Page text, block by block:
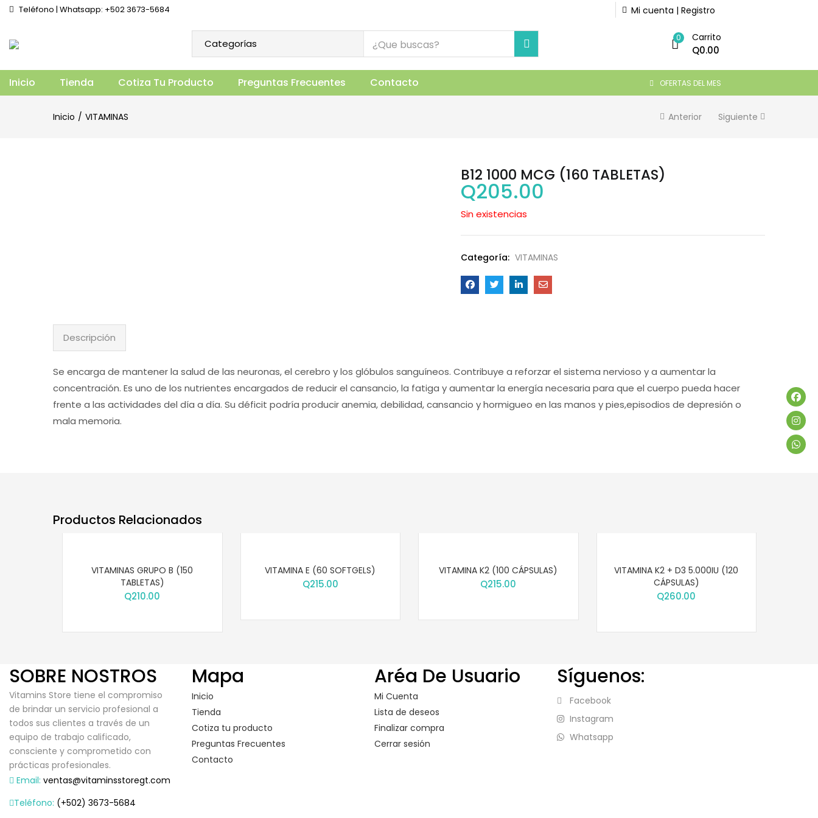
Teléfono | Whatsapp: +502 3673-5684 Mi cuenta | Registro
0 Carrito
Q0.00
Inicio Tienda Cotiza Tu Producto Preguntas Frecuentes Contacto OFERTAS DEL MES
Inicio VITAMINAS Anterior Siguiente
B12 1000 MCG (160 TABLETAS)
Especificaciones Productos Relacionados Sin existencias
B12 1000 MCG (160 TABLETAS)
Q205.00
Sin existencias
Categoría: VITAMINAS
Descripción
Se encarga de mantener la salud de las neuronas, el cerebro y los glóbulos sanguíneos. Contribuye a reforzar el sistema nervioso y a aumentar la
concentración. Es uno de los nutrientes encargados de reducir el cansancio, la fatiga y aumentar la energía necesaria para que el cuerpo pueda hacer
frente a las actividades del día a día. Su déficit podría producir anemia, debilidad, cansancio y hormigueo en las manos y pies,episodios de depresión o
mala memoria.
Productos Relacionados
VITAMINAS GRUPO B (150
TABLETAS)
Q210.00
VITAMINA E (60 SOFTGELS)
Q215.00
VITAMINA K2 (100 CÁPSULAS)
Q215.00
VITAMINA K2 + D3 5.000IU (120
CÁPSULAS)
Q260.00
SOBRE NOSTROS
Vitamins Store tiene el compromiso
de brindar un servicio profesional a
todos sus clientes a través de un
equipo de trabajo calificado,
consciente y comprometido con
prácticas profesionales.
Email: ventas@vitaminsstoregt.com
Teléfono: (+502) 3673-5684
Mapa
Inicio
Tienda
Cotiza tu producto
Preguntas Frecuentes
Contacto
Aréa De Usuario
Mi Cuenta
Lista de deseos
Finalizar compra
Cerrar sesión
Síguenos:
Facebook
Instagram
Whatsapp